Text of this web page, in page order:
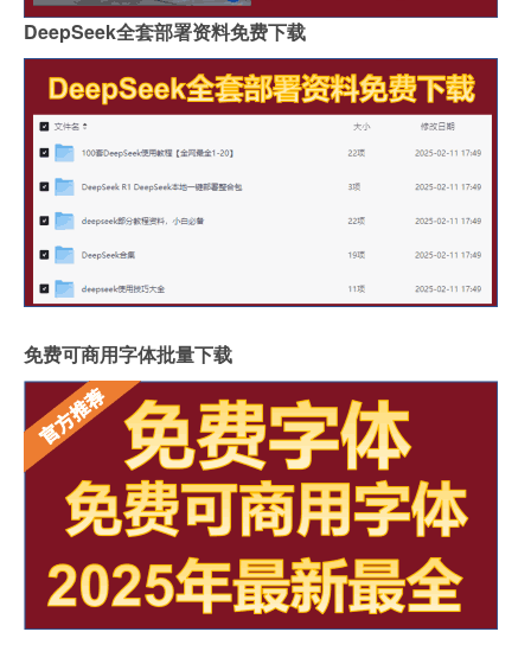
DeepSeek全套部署资料免费下载
免费可商用字体批量下载